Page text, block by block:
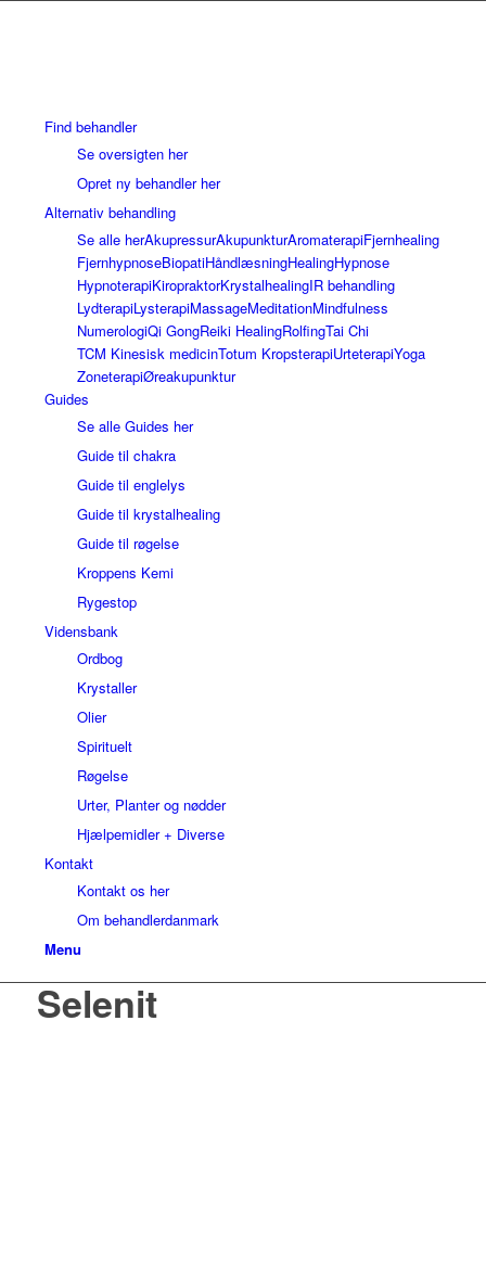
Find behandler
Se oversigten her
Opret ny behandler her
Alternativ behandling
Se alle herAkupressurAkupunkturAromaterapiFjernhealing
FjernhypnoseBiopatiHåndlæsningHealingHypnose
HypnoterapiKiropraktorKrystalhealingIR behandling
LydterapiLysterapiMassageMeditationMindfulness
NumerologiQi GongReiki HealingRolfingTai Chi
TCM Kinesisk medicinTotum KropsterapiUrteterapiYoga
ZoneterapiØreakupunktur
Guides
Se alle Guides her
Guide til chakra
Guide til englelys
Guide til krystalhealing
Guide til røgelse
Kroppens Kemi
Rygestop
Vidensbank
Ordbog
Krystaller
Olier
Spirituelt
Røgelse
Urter, Planter og nødder
Hjælpemidler + Diverse
Kontakt
Kontakt os her
Om behandlerdanmark
Menu
Selenit